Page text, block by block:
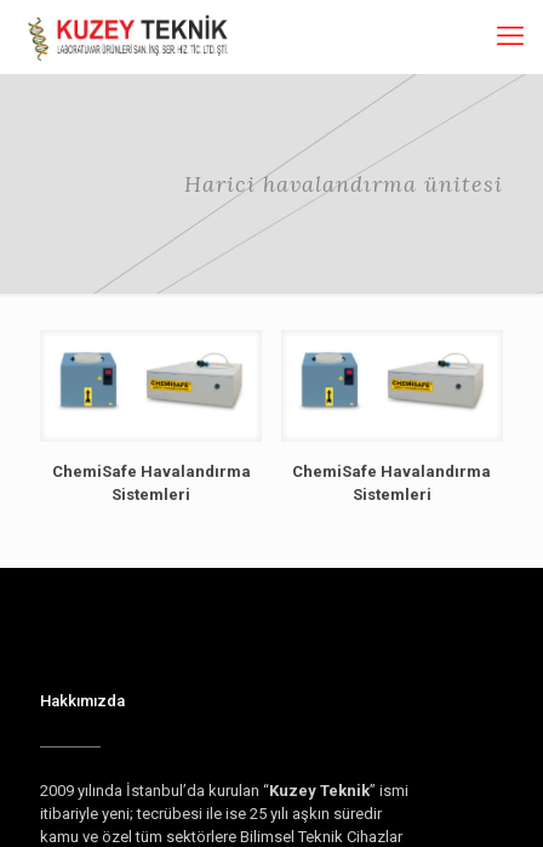
Harici havalandırma ünitesi
ChemiSafe Havalandırma
Sistemleri
ChemiSafe Havalandırma
Sistemleri
Hakkımızda
2009 yılında İstanbul’da kurulan “Kuzey Teknik” ismi
itibariyle yeni; tecrübesi ile ise 25 yılı aşkın süredir
kamu ve özel tüm sektörlere Bilimsel Teknik Cihazlar